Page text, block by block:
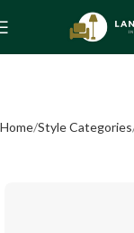
Home Style Categories